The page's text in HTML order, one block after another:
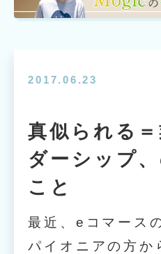
2017.06.23
真似られる
ダーシップ
こと
最近、eコマース
パイオニアの方か